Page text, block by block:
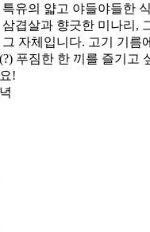
유의 얇고 야들야들한
겹살과 향긋한 미나리,
자체입니다. 고기 기름
푸짐한 한 끼를 즐기고
!